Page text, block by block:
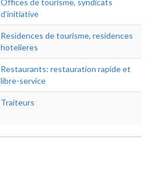
Offices de tourisme, syndicats
d'initiative
Residences de tourisme, residences
hotelieres
Restaurants: restauration rapide et
libre-service
Traiteurs